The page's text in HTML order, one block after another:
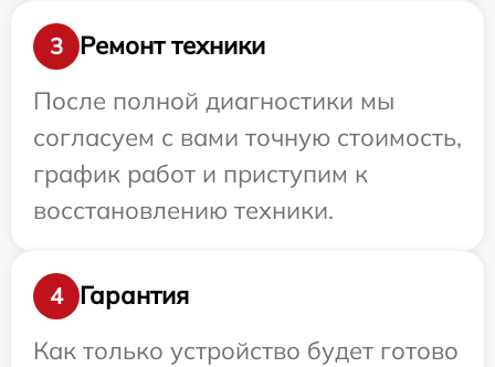
3
Ремонт техники
После полной диагностики мы
согласуем с вами точную стоимость,
график работ и приступим к
восстановлению техники.
4
Гарантия
Как только устройство будет готово